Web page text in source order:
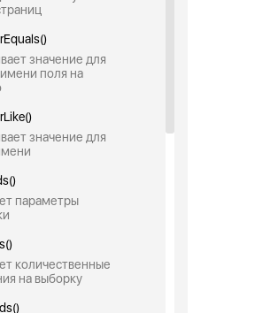
значение для
поля на
значение для
параметры
количественные
на выборку